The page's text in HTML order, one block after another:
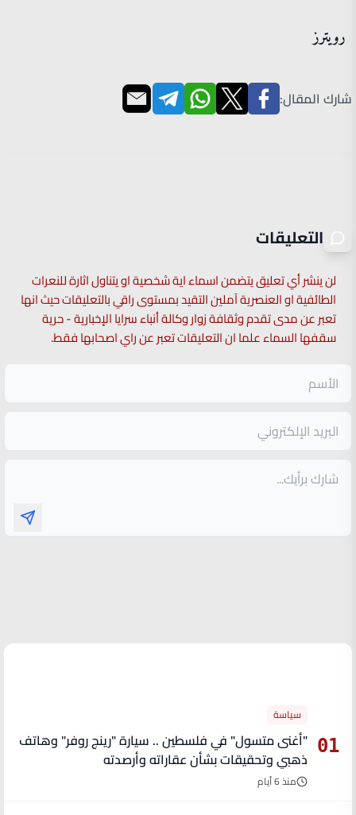
رويترز
شارك المقال:
التعليقات
لن ينشر أي تعليق يتضمن اسماء اية شخصية او يتناول اثارة للنعرات
الطائفية او العنصرية آملين التقيد بمستوى راقي بالتعليقات حيث انها
تعبر عن مدى تقدم وثقافة زوار وكالة أنباء سرايا الإخبارية - حرية
سقفها السماء علما ان التعليقات تعبر عن راي اصحابها فقط.
01
سياسة
"أغنى متسول" في فلسطين .. سيارة "رينج روفر" وهاتف
ذهبي وتحقيقات بشأن عقاراته وأرصدته
منذ 6 أيام